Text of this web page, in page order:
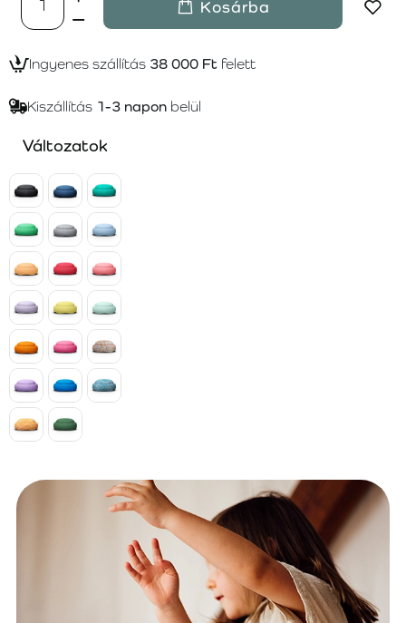
Kosárba
Ingyenes szállítás 38 000 Ft felett
Kiszállítás 1-3 napon belül
Változatok